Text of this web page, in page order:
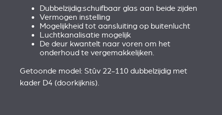
Dubbelzijdig:schuifbaar glas aan beide zijden
Vermogen instelling
Mogelijkheid tot aansluiting op buitenlucht
Luchtkanalisatie mogelijk
De deur kwantelt naar voren om het
onderhoud te vergemakkelijken.
Getoonde model: Stûv 22-110 dubbelzijdig met
kader D4 (doorkijknis).